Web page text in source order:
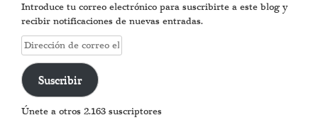
Introduce tu correo electrónico para suscribirte a este blog y
recibir notificaciones de nuevas entradas.
Dirección
de
correo
electrónico
Suscribir
Únete a otros 2.163 suscriptores